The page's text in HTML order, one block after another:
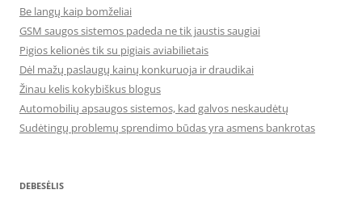
Be langų kaip bomželiai
GSM saugos sistemos padeda ne tik jaustis saugiai
Pigios kelionės tik su pigiais aviabilietais
Dėl mažų paslaugų kainų konkuruoja ir draudikai
Žinau kelis kokybiškus blogus
Automobilių apsaugos sistemos, kad galvos neskaudėtų
Sudėtingų problemų sprendimo būdas yra asmens bankrotas
DEBESĖLIS